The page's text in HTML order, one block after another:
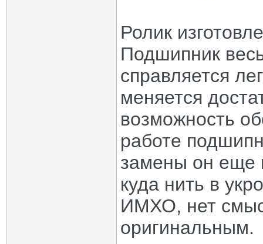
Ролик
Подшипник
справляется
меняется
возможность
работе
замены он еще
куда нить в
ИМХО, нет
оригинальным.